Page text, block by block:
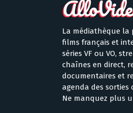
La médiathèque la
films français et
séries VF ou VO,
chaînes en direct,
documentaires et
agenda des sorties
Ne manquez plus